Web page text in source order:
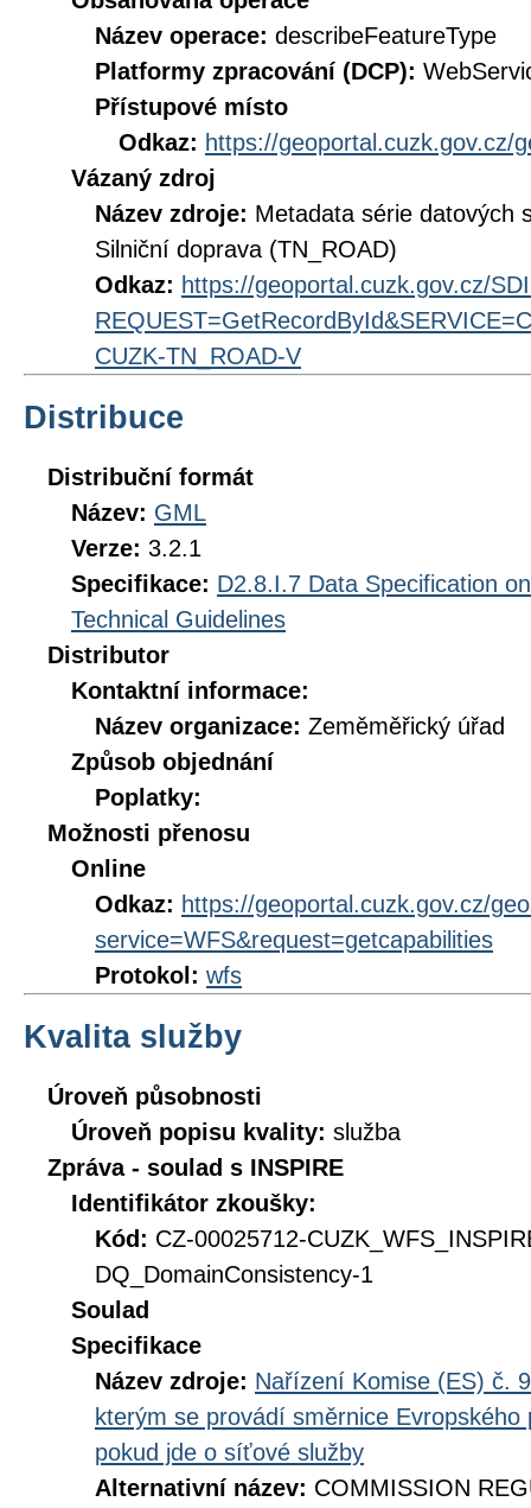
Název operace: describeFeatureType
Platformy zpracování (DCP):
Přístupové místo
Odkaz: https://geoportal.cuzk.gov.cz/
Vázaný zdroj
Název zdroje: Metadata série datových
Silniční doprava (TN_ROAD)
Odkaz: https://geoportal.cuzk.gov.cz/
CUZK-TN_ROAD-V
Distribuce
Distribuční formát
Název: GML
Verze: 3.2.1
Specifikace: D2.8.I.7 Data Specification
Technical Guidelines
Distributor
Kontaktní informace:
Název organizace: Zeměměřický úřad
Způsob objednání
Poplatky:
Možnosti přenosu
Online
Odkaz: https://geoportal.cuzk.gov.cz/
service=WFS&request=getcapabilities
Protokol: wfs
Kvalita služby
Úroveň působnosti
Úroveň popisu kvality: služba
Zpráva - soulad s INSPIRE
Identifikátor zkoušky:
Kód: CZ-00025712-
DQ_DomainConsistency-1
Soulad
Specifikace
Název zdroje: Nařízení Komise (ES) č.
kterým se provádí směrnice
pokud jde o síťové služby
Alternativní název: COMMISSION